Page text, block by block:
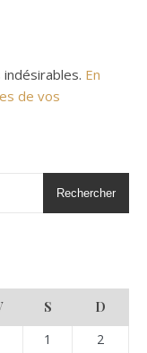
En
de vos
Rechercher
S
D
1
2